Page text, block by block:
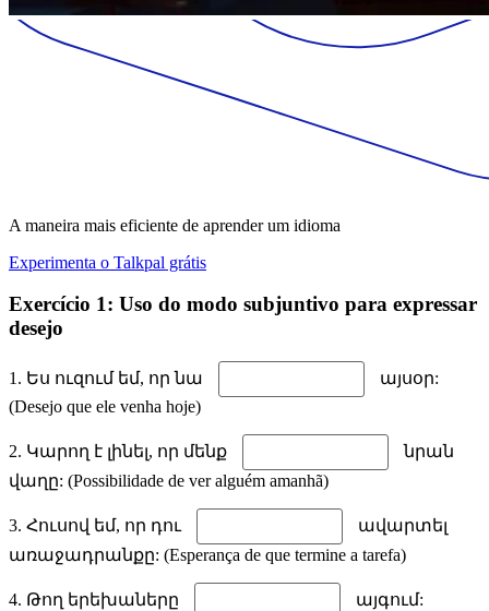
A maneira mais eficiente de aprender um idioma
Experimenta o Talkpal grátis
Exercício 1: Uso do modo subjuntivo para expressar
desejo
1. Ես ուզում եմ, որ նա
այսօր:
(Desejo que ele venha hoje)
2. Կարող է լինել, որ մենք
նրան
վաղը: (Possibilidade de ver alguém amanhã)
3. Հուսով եմ, որ դու
ավարտել
առաջադրանքը: (Esperança de que termine a tarefa)
4. Թող երեխաները
այգում: